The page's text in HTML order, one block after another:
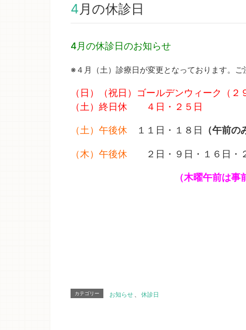
4月の休診日
4月の休診日のお知らせ
※４月（土）診療日が変更となっております。ご
（日）（祝日）ゴールデンウィーク（２
（土）終日休 ４日・２５日
（土）午後休 １１日・１８日 （午前の
（木）午後休 ２日・９日・１６日・
（木曜午前は事前予約患
カテゴリー お知らせ 、 休診日